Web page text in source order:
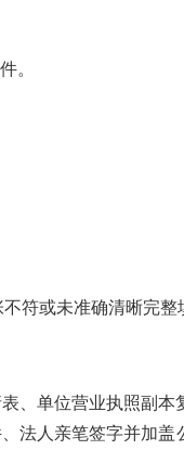
。
符或未准确清晰完整
、单位营业执照副
法人亲笔签字并加